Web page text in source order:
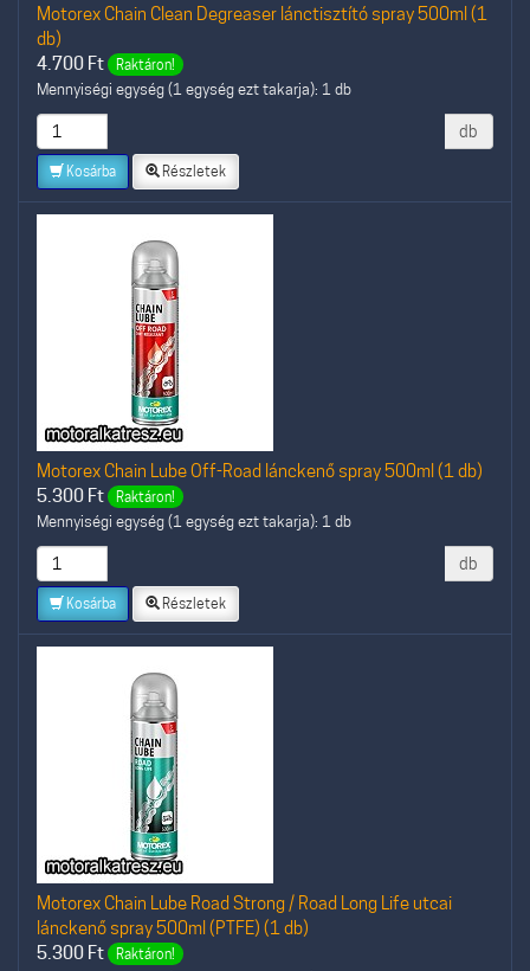
Motorex Chain Clean Degreaser lánctisztító spray 500ml (1
db)
4.700 Ft Raktáron!
Mennyiségi egység (1 egység ezt takarja): 1 db
db
Kosárba Részletek
Motorex Chain Lube Off-Road lánckenő spray 500ml (1 db)
5.300 Ft Raktáron!
Mennyiségi egység (1 egység ezt takarja): 1 db
db
Kosárba Részletek
Motorex Chain Lube Road Strong / Road Long Life utcai
lánckenő spray 500ml (PTFE) (1 db)
5.300 Ft Raktáron!